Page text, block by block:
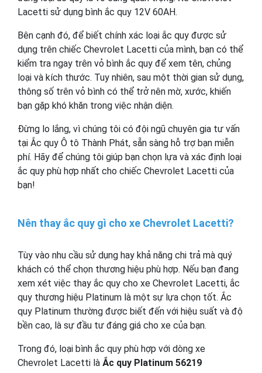
Lacetti sử dụng bình ắc quy 12V 60AH.
Bên cạnh đó, để biết chính xác loại ắc quy được sử
dụng trên chiếc Chevrolet Lacetti của mình, bạn có thể
kiểm tra ngay trên vỏ bình ắc quy để xem tên, chủng
loại và kích thước. Tuy nhiên, sau một thời gian sử dụng,
thông số trên vỏ bình có thể trở nên mờ, xước, khiến
bạn gặp khó khăn trong việc nhận diện.
Đừng lo lắng, vì chúng tôi có đội ngũ chuyên gia tư vấn
tại Ắc quy Ô tô Thành Phát, sẵn sàng hỗ trợ bạn miễn
phí. Hãy để chúng tôi giúp bạn chọn lựa và xác định loại
ắc quy phù hợp nhất cho chiếc Chevrolet Lacetti của
bạn!
Nên thay ắc quy gì cho xe Chevrolet Lacetti?
Tùy vào nhu cầu sử dụng hay khả năng chi trả mà quý
khách có thể chọn thương hiệu phù hợp. Nếu bạn đang
xem xét việc thay ắc quy cho xe Chevrolet Lacetti, ắc
quy thương hiệu Platinum là một sự lựa chọn tốt. Ắc
quy Platinum thường được biết đến với hiệu suất và độ
bền cao, là sự đầu tư đáng giá cho xe của bạn.
Trong đó, loại bình ắc quy phù hợp với dòng xe
Chevrolet Lacetti là Ắc quy Platinum 56219